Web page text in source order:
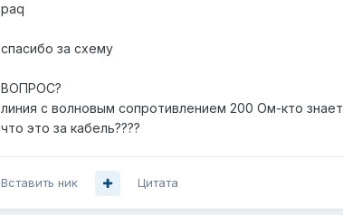
paq
спасибо за схему
ВОПРОС?
линия с волновым сопротивлением 200 Ом-кто знает
что это за кабель????
Вставить ник Цитата